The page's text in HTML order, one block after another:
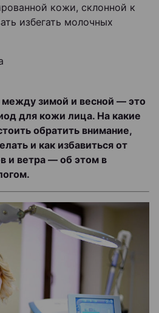
кожи, склонной к
избегать молочных
зимой и весной — это
для кожи лица. На какие
обратить внимание,
и как избавиться от
и ветра — об этом в